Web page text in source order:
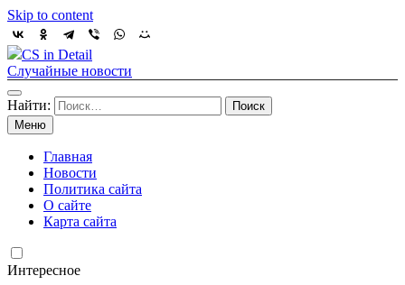
Skip to content
CS in Detail
Случайные новости
Найти:
Меню
Главная
Новости
Политика сайта
О сайте
Карта сайта
Интересное